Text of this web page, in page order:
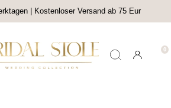
| Kostenloser Versand ab 75 Eur